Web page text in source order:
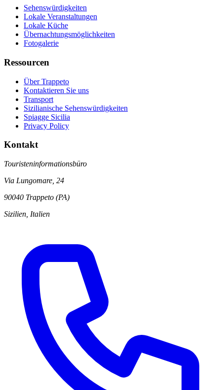
Sehenswürdigkeiten
Lokale Veranstaltungen
Lokale Küche
Übernachtungsmöglichkeiten
Fotogalerie
Ressourcen
Über Trappeto
Kontaktieren Sie uns
Transport
Sizilianische Sehenswürdigkeiten
Spiagge Sicilia
Privacy Policy
Kontakt
Touristeninformationsbüro
Via Lungomare, 24
90040 Trappeto (PA)
Sizilien, Italien